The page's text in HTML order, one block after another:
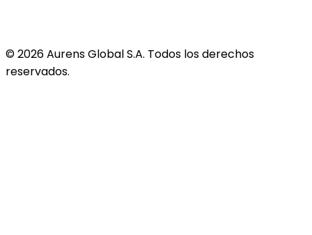
©2026Aurens Global S.A. Todos los derechos
reservados.